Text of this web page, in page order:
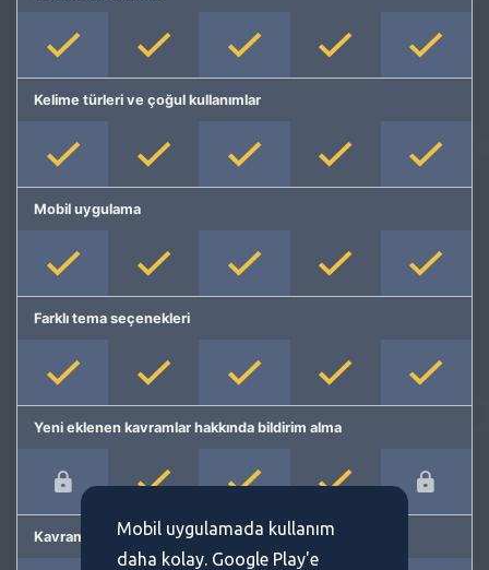
Kelime türleri ve çoğul kullanımlar
Mobil uygulama
Farklı tema seçenekleri
Yeni eklenen kavramlar hakkında bildirim alma
Kavram önermeMobil uygulamada kullanım
daha kolay. Google Play'e